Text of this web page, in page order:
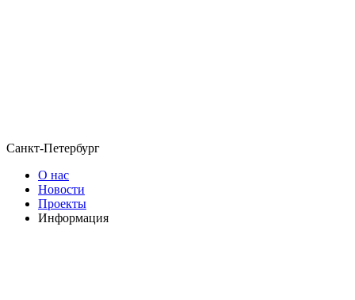
Санкт-Петербург
О нас
Новости
Проекты
Информация